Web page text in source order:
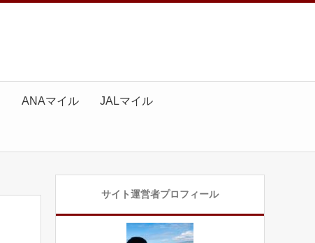
ANAマイル JALマイル
サイト運営者プロフィール